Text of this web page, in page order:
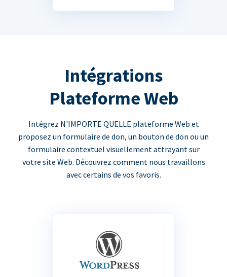
Intégrations
Plateforme Web
Intégrez N'IMPORTE QUELLE plateforme Web et
proposez un formulaire de don, un bouton de don ou un
formulaire contextuel visuellement attrayant sur
votre site Web. Découvrez comment nous travaillons
avec certains de vos favoris.